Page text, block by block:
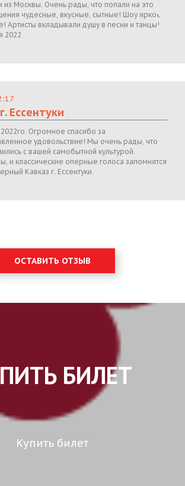
из Москвы. Очень рады, что попали на это
чудесные, вкусные, сытные! Шоу яркое,
Артисты вкладывали душу в песни и танцы!
2022
Ессентуки
Огромное спасибо за
удовольствие! Мы очень рады, что
с вашей самобытной культурой.
и классические оперные голоса запомнятся
Кавказ г. Ессентуки.
ОСТАВИТЬ ОТЗЫВ
БИЛЕТ
Купить билет